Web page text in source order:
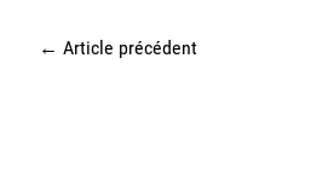
← Article précédent